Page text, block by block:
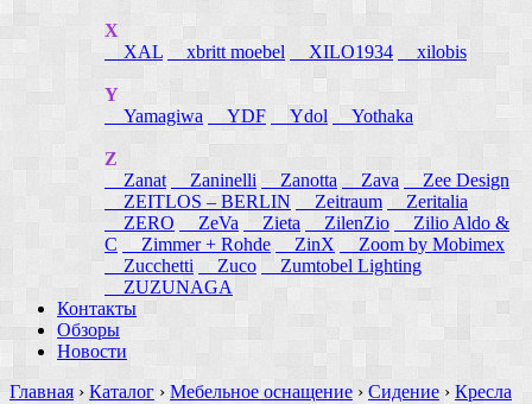
X
XAL
xbritt moebel XILO1934 xilobis
Y
Yamagiwa
YDF Ydol Yothaka
Z
Zanat
Zaninelli Zanotta Zava
Zee Design
ZEITLOS – BERLIN
Zeitraum
Zeritalia
ZERO
ZeVa Zieta ZilenZio
Zilio Aldo &
C
Zimmer + Rohde ZinX
Zoom by Mobimex
Zucchetti
Zuco
Zumtobel Lighting
ZUZUNAGA
Контакты
Обзоры
Новости
Главная › Каталог › Мебельное оснащение › Сидение › Кресла